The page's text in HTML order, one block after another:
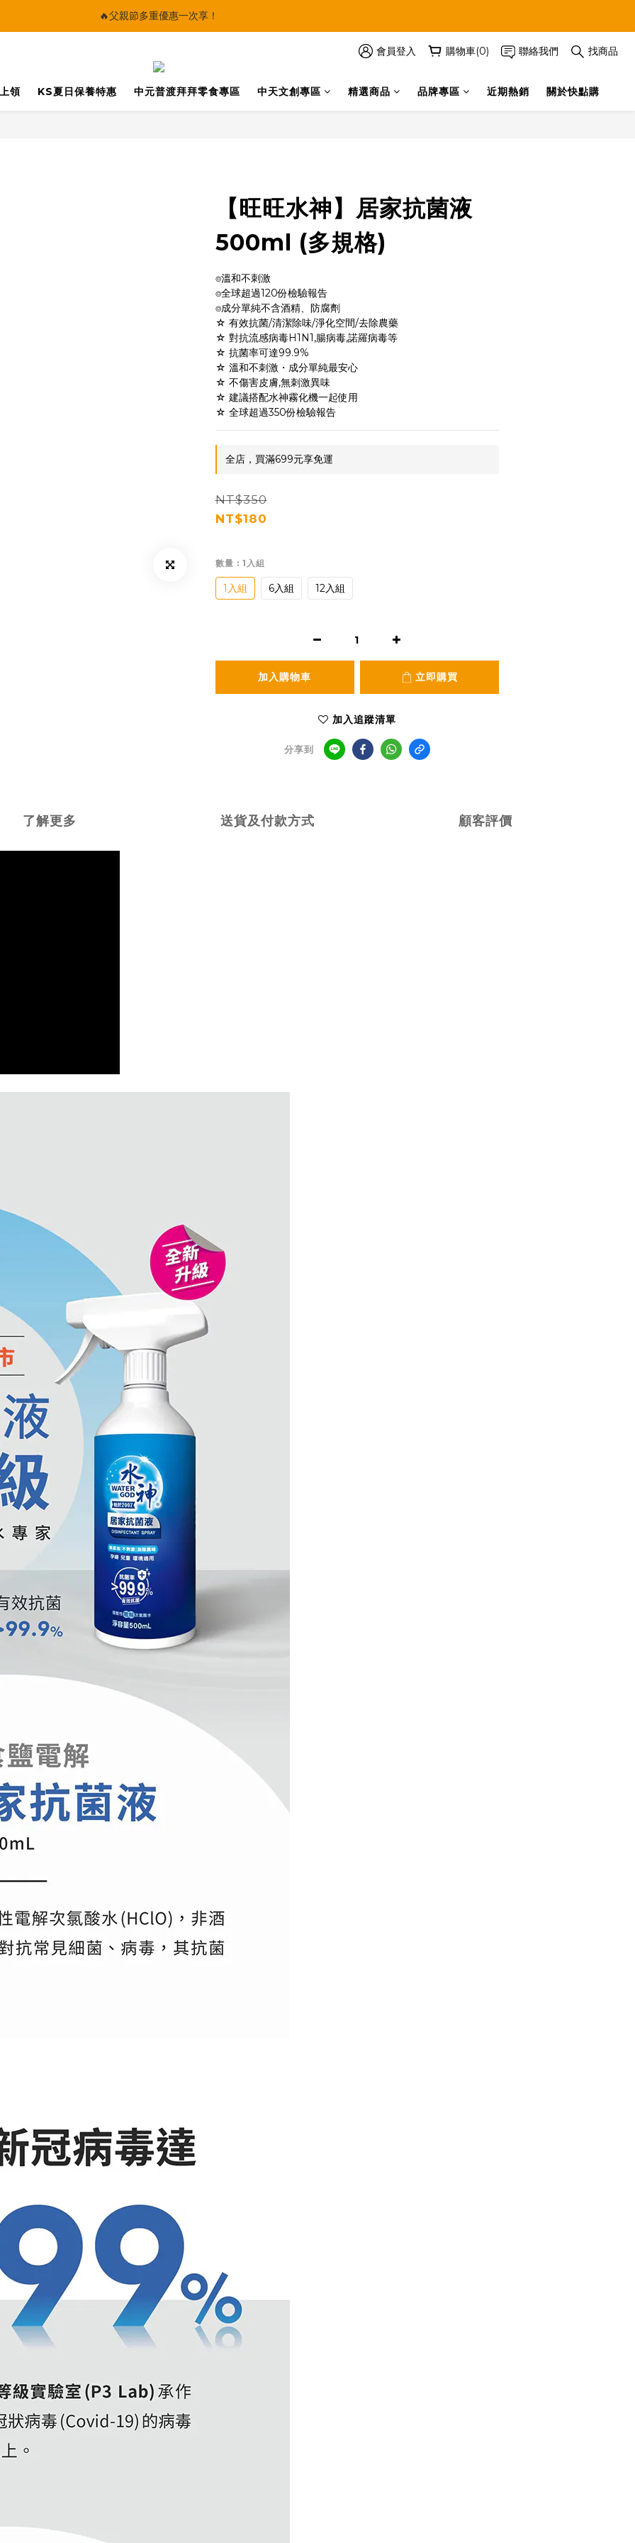
🔥父親節多重優惠一次享！
🔥父親節多重優惠一次享！
會員登入 購物車(0) 聯絡我們 找商品
領 KS夏日保養特惠 中元普渡拜拜零食專區 中天文創專區 精選商品 品牌專區 近期熱銷 關於快點購
【旺旺水神】居家抗菌液
500ml (多規格)
⌾溫和不刺激
⌾全球超過120份檢驗報告
⌾成分單純不含酒精、防腐劑
☆ 有效抗菌/清潔除味/淨化空間/去除農藥
☆ 對抗流感病毒H1N1,腸病毒,諾羅病毒等
☆ 抗菌率可達99.9%
☆ 溫和不刺激・成分單純最安心
☆ 不傷害皮膚,無刺激異味
☆ 建議搭配水神霧化機一起使用
☆ 全球超過350份檢驗報告
全店，買滿699元享免運
NT$350
NT$180
數量 : 1入組
1入組 6入組 12入組
加入購物車 立即購買
加入追蹤清單
分享到
了解更多 送貨及付款方式 顧客評價